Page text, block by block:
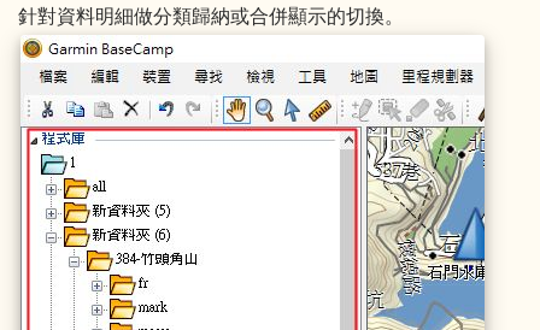
針對資料明細做分類歸納或合併顯示的切換。